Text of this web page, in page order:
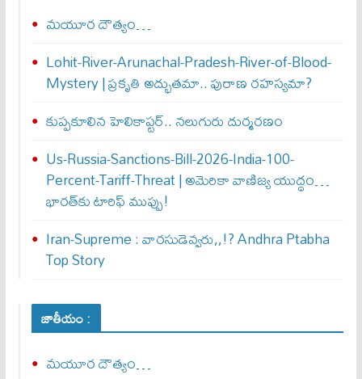
మయూర దౌత్యం…
Lohit-River-Arunachal-Pradesh-River-of-Blood-
Mystery | ప్రకృతి అద్భుతమా.. పురాణ రహస్యమా?
కుప్పకూలిన హెలికాప్టర్‌.. నలుగురు దుర్మరణం
Us-Russia-Sanctions-Bill-2026-India-100-
Percent-Tariff-Threat | అమెరికా వాణిజ్య యుద్ధం…
భారత్‌కు టారిఫ్ ముప్పు!
Iran-Supreme : వార‌సుడెవ్వ‌రు,,!? Andhra Ptabha
Top Story
జాతీయం :
మయూర దౌత్యం…